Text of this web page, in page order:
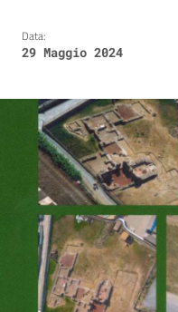
Data:
29 Maggio 2024